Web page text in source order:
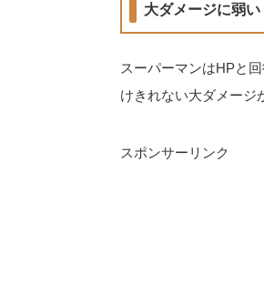
大ダメージに弱い
スーパーマンはHPと
けきれない大ダメージ
スポンサーリンク